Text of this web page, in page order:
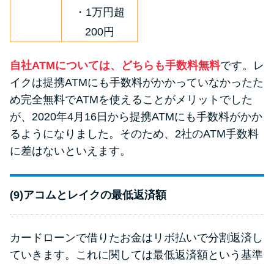
・1万円超
200円
自社ATMについては、どちらも手数料無料です。レ
イクは提携ATMにも手数料がかかっていなかったた
め完全無料でATMを使えることがメリットでした
が、2020年4月16日から提携ATMにも手数料がかか
るようになりました。そのため、2社のATM手数料
に差はないといえます。
(9)アコムとレイクの最低返済額
カードローンで借りたお金はリボ払いで分割返済し
ていきます。これに関しては最低返済額という基準